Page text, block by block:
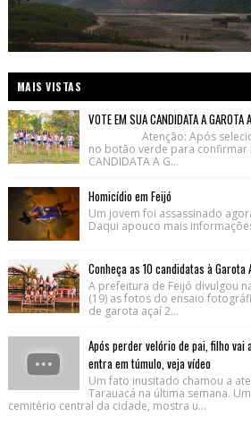
MAIS VISTAS
VOTE EM SUA CANDIDATA A GAROTA
Atenção: Após
no botão verde para confirmar
CANDIDATA A G...
Homicídio em Feijó
Um jovem foi assassinado
Daqui apouco mais
Conheça as 10 candidatas à Garota
A prefeitura de Feijó divulgou
(19) as fotos do ensaio
de garota açaí 2...
Após perder velório de pai, filho vai
entra em túmulo, veja vídeo
Um fato inusitado chamou a
Tarauacá na última semana.
cemitério central da cidade, mostra u...